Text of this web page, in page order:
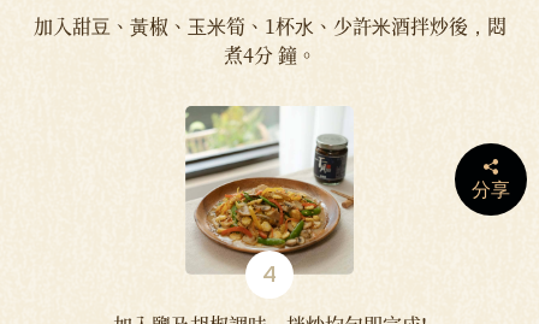
分享
加入甜⾖、⿈椒、⽟⽶筍、1杯⽔、少許⽶酒拌炒後，悶
煮4分 鐘。